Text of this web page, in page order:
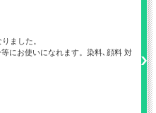
ました。
にお使いになれます。染料､顔料 対